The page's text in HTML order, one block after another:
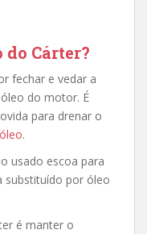
do Cárter?
fechar e vedar a
do motor. É
para drenar o
.
usado escoa para
substituído por óleo
é manter o